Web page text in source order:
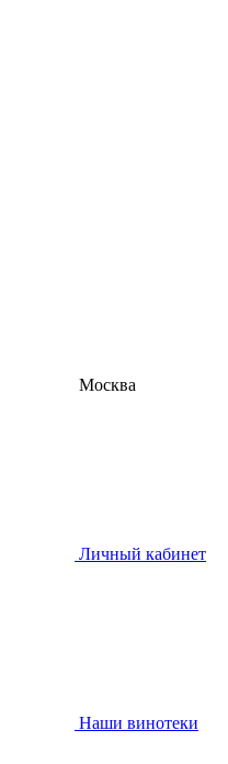
Москва
Личный кабинет
Наши винотеки